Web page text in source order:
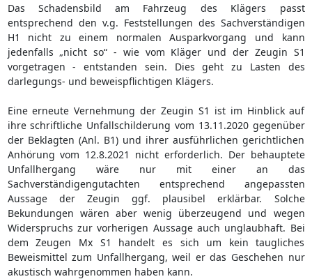
Das Schadensbild am Fahrzeug des Klägers passt
entsprechend den v.g. Feststellungen des Sachverständigen
H1 nicht zu einem normalen Ausparkvorgang und kann
jedenfalls „nicht so“ - wie vom Kläger und der Zeugin S1
vorgetragen - entstanden sein. Dies geht zu Lasten des
darlegungs- und beweispflichtigen Klägers.
Eine erneute Vernehmung der Zeugin S1 ist im Hinblick auf
ihre schriftliche Unfallschilderung vom 13.11.2020 gegenüber
der Beklagten (Anl. B1) und ihrer ausführlichen gerichtlichen
Anhörung vom 12.8.2021 nicht erforderlich. Der behauptete
Unfallhergang wäre nur mit einer an das
Sachverständigengutachten entsprechend angepassten
Aussage der Zeugin ggf. plausibel erklärbar. Solche
Bekundungen wären aber wenig überzeugend und wegen
Widerspruchs zur vorherigen Aussage auch unglaubhaft. Bei
dem Zeugen Mx S1 handelt es sich um kein taugliches
Beweismittel zum Unfallhergang, weil er das Geschehen nur
akustisch wahrgenommen haben kann.